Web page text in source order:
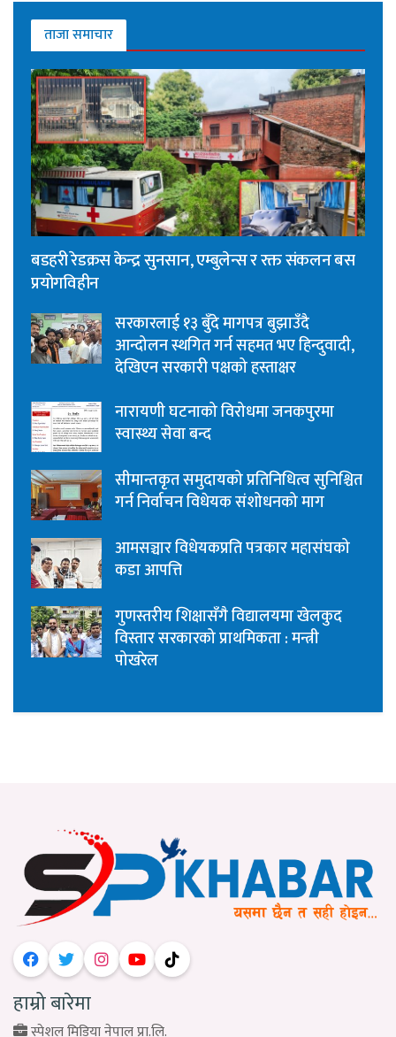
ताजा समाचार
बडहरी रेडक्रस केन्द्र सुनसान, एम्बुलेन्स र रक्त संकलन बस
प्रयोगविहीन
सरकारलाई १३ बुँदे मागपत्र बुझाउँदै
आन्दोलन स्थगित गर्न सहमत भए हिन्दुवादी,
देखिएन सरकारी पक्षको हस्ताक्षर
नारायणी घटनाको विरोधमा जनकपुरमा
स्वास्थ्य सेवा बन्द
सीमान्तकृत समुदायको प्रतिनिधित्व सुनिश्चित
गर्न निर्वाचन विधेयक संशोधनको माग
आमसञ्चार विधेयकप्रति पत्रकार महासंघको
कडा आपत्ति
गुणस्तरीय शिक्षासँगै विद्यालयमा खेलकुद
विस्तार सरकारको प्राथमिकता : मन्त्री
पोखरेल
हाम्रो बारेमा
स्पेशल मिडिया नेपाल प्रा.लि.